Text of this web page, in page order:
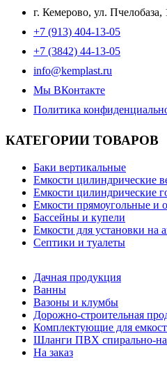
г. Кемерово, ул. Пчелобаза,
+7 (913) 404-13-05
+7 (3842) 44-13-05
info@kemplast.ru
Мы ВКонтакте
Политика
КАТЕГОРИИ ТОВАРОВ
Баки вертикальные
Емкости цилиндрические
Емкости цилиндрические
Емкости прямоугольные и
Бассейны и купели
Емкости для установки на
Септики и туалеты
Дачная продукция
Ванны
Вазоны и клумбы
Дорожно-строительная
Комплектующие для
Шланги ПВХ спирально-
На заказ